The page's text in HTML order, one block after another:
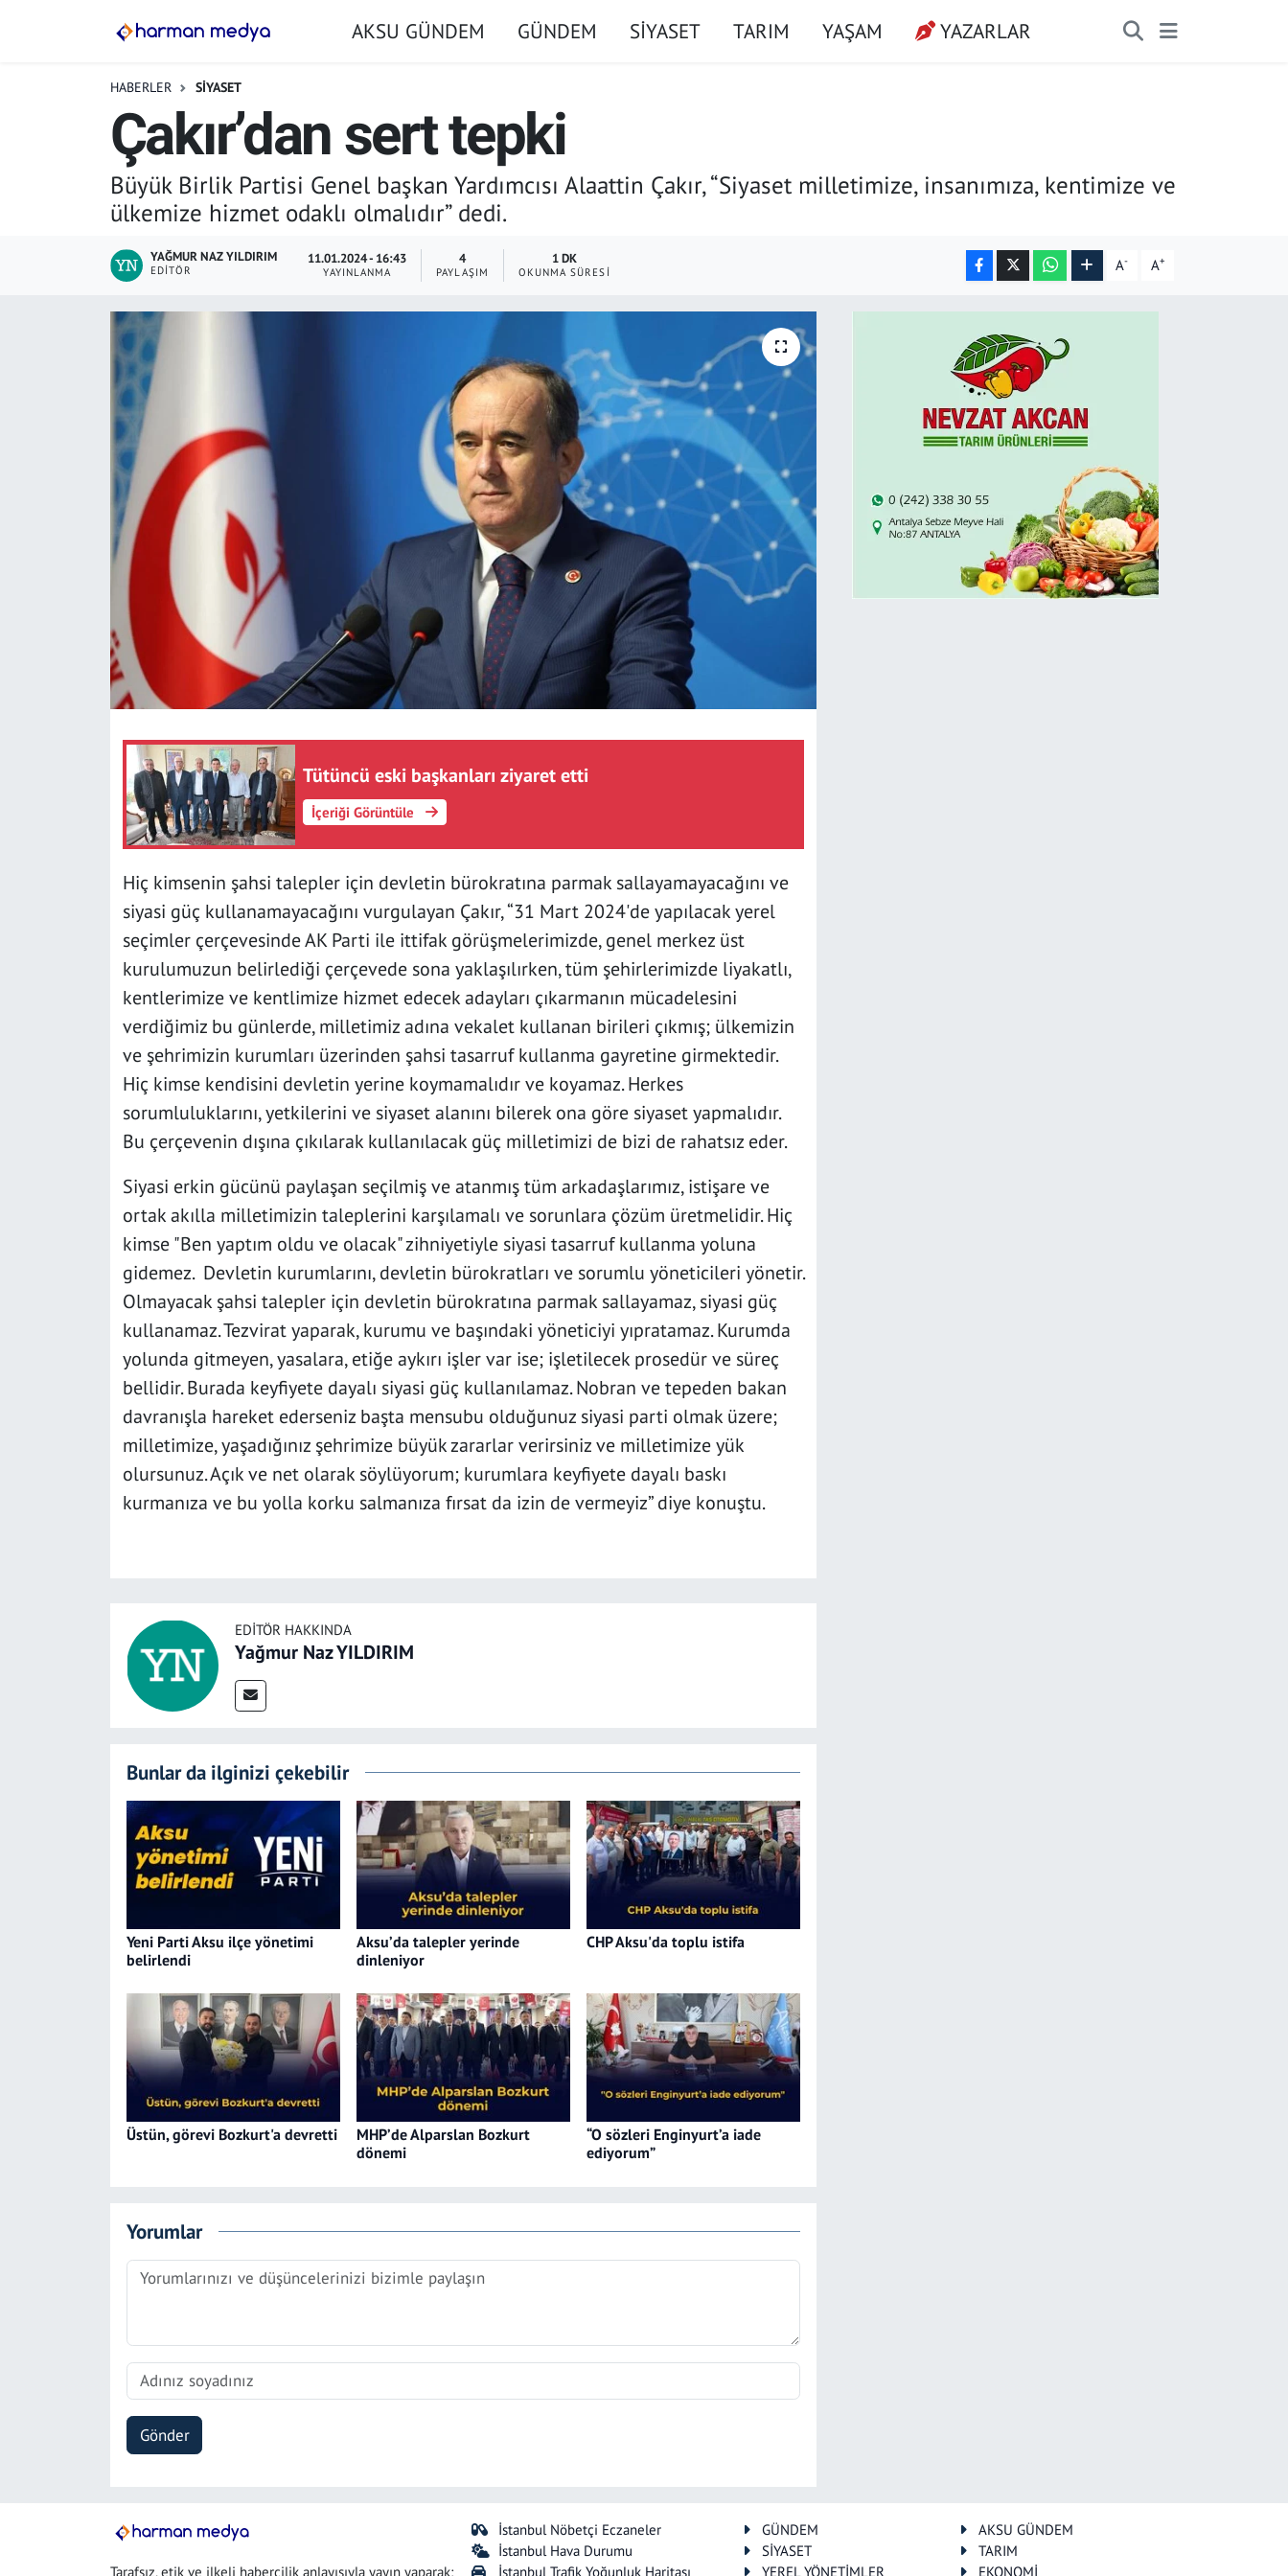
AKSU GÜNDEM GÜNDEM SİYASET TARIM YAŞAM YAZARLAR
HABERLER SİYASET
Çakır’dan sert tepki
Büyük Birlik Partisi Genel başkan Yardımcısı Alaattin Çakır, “Siyaset milletimize, insanımıza, kentimize ve
ülkemize hizmet odaklı olmalıdır” dedi.
YAĞMUR NAZ YILDIRIM
EDITÖR
11.01.2024 - 16:43
YAYINLANMA
4
PAYLAŞIM
1 DK
OKUNMA SÜRESI A- A+
Tütüncü eski başkanları ziyaret etti
İçeriği Görüntüle
Hiç kimsenin şahsi talepler için devletin bürokratına parmak sallayamayacağını ve
siyasi güç kullanamayacağını vurgulayan Çakır, “31 Mart 2024'de yapılacak yerel
seçimler çerçevesinde AK Parti ile ittifak görüşmelerimizde, genel merkez üst
kurulumuzun belirlediği çerçevede sona yaklaşılırken, tüm şehirlerimizde liyakatlı,
kentlerimize ve kentlimize hizmet edecek adayları çıkarmanın mücadelesini
verdiğimiz bu günlerde, milletimiz adına vekalet kullanan birileri çıkmış; ülkemizin
ve şehrimizin kurumları üzerinden şahsi tasarruf kullanma gayretine girmektedir.
Hiç kimse kendisini devletin yerine koymamalıdır ve koyamaz. Herkes
sorumluluklarını, yetkilerini ve siyaset alanını bilerek ona göre siyaset yapmalıdır.
Bu çerçevenin dışına çıkılarak kullanılacak güç milletimizi de bizi de rahatsız eder.
Siyasi erkin gücünü paylaşan seçilmiş ve atanmış tüm arkadaşlarımız, istişare ve
ortak akılla milletimizin taleplerini karşılamalı ve sorunlara çözüm üretmelidir. Hiç
kimse "Ben yaptım oldu ve olacak" zihniyetiyle siyasi tasarruf kullanma yoluna
gidemez. Devletin kurumlarını, devletin bürokratları ve sorumlu yöneticileri yönetir.
Olmayacak şahsi talepler için devletin bürokratına parmak sallayamaz, siyasi güç
kullanamaz. Tezvirat yaparak, kurumu ve başındaki yöneticiyi yıpratamaz. Kurumda
yolunda gitmeyen, yasalara, etiğe aykırı işler var ise; işletilecek prosedür ve süreç
bellidir. Burada keyfiyete dayalı siyasi güç kullanılamaz. Nobran ve tepeden bakan
davranışla hareket ederseniz başta mensubu olduğunuz siyasi parti olmak üzere;
milletimize, yaşadığınız şehrimize büyük zararlar verirsiniz ve milletimize yük
olursunuz. Açık ve net olarak söylüyorum; kurumlara keyfiyete dayalı baskı
kurmanıza ve bu yolla korku salmanıza fırsat da izin de vermeyiz” diye konuştu.
EDITÖR HAKKINDA
Yağmur Naz YILDIRIM
Bunlar da ilginizi çekebilir
Yeni Parti Aksu ilçe yönetimi
belirlendi
Aksu’da talepler yerinde
dinleniyor
CHP Aksu'da toplu istifa
Üstün, görevi Bozkurt'a devretti
MHP’de Alparslan Bozkurt
dönemi
“O sözleri Enginyurt’a iade
ediyorum”
Yorumlar
Gönder
Tarafsız, etik ve ilkeli habercilik anlayışıyla yayın yaparak;
İstanbul Nöbetçi Eczaneler
İstanbul Hava Durumu
İstanbul Trafik Yoğunluk Haritası
GÜNDEM
AKSU GÜNDEM
SİYASET
TARIM
YEREL YÖNETİMLER
EKONOMİ
AKSU GÜNDEM
YEREL YÖNETİMLER
EKONOMİ
KÜLTÜR SANAT
İstanbul Hava Durumu
İstanbul Trafik Yoğunluk Haritası
Süper Lig Puan Durumu ve Fikstür
Tüm Manşetler
Son Dakika Haberleri
Haber Arşivi